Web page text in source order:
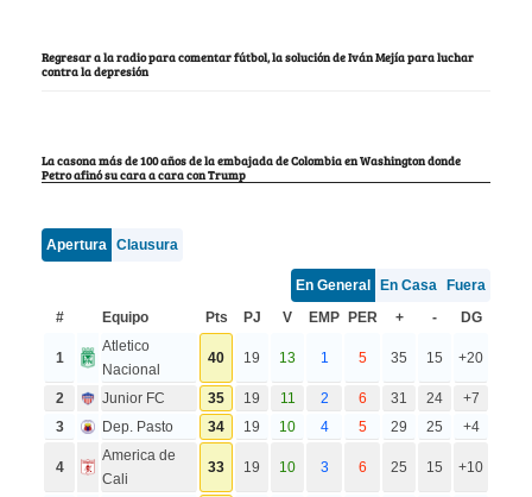
Regresar a la radio para comentar fútbol, la solución de Iván Mejía para luchar
contra la depresión
La casona más de 100 años de la embajada de Colombia en Washington donde
Petro afinó su cara a cara con Trump
Apertura Clausura
En General En Casa
Fuera
#
Equipo Pts PJ V EMP PER + - DG
1
Atletico
Nacional
40 19 13 1 5 35 15 +20
2 Junior FC 35 19 11 2 6 31 24
+7
3
Dep. Pasto 34 19 10 4 5 29 25 +4
4
America de
Cali
33 19 10 3 6 25 15 +10